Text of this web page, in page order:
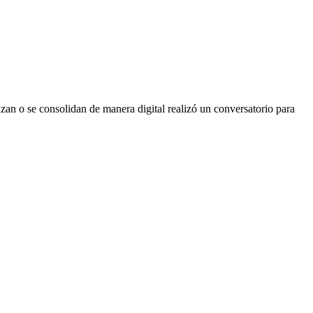
o se consolidan de manera digital realizó un conversatorio para